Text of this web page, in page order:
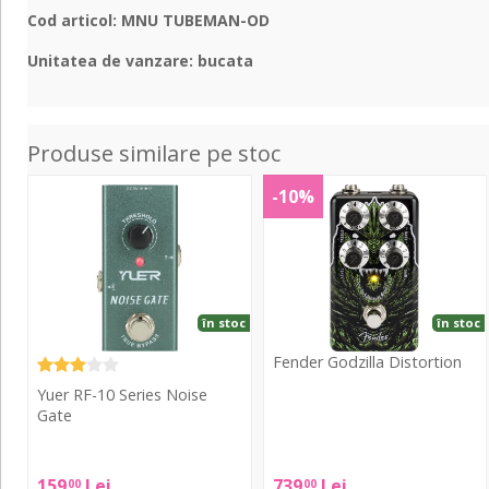
Cod articol: MNU TUBEMAN-OD
Unitatea de vanzare: bucata
Produse similare pe stoc
Yuer RF-10 Series Noise
Gate
00
în stoc
Godzilla
Distortion
Fender Godzilla Distortion
00
-10%
în stoc